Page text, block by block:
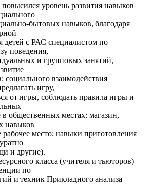
уровень развития навыков
бытовых навыков, благодаря
детей с РАС специалистом по
поведения,
и групповых занятий,
взаимодействия
игру,
от игры, соблюдать правила игры и
общественных местах: магазин,
навыков
рабочее место; навыки приготовления
и другие).
класса (учителя и тьюторов)
по
и техник Прикладного анализа